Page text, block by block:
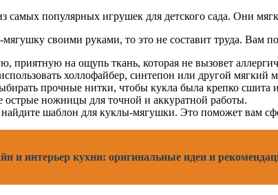
популярных игрушек для детского сада. Они
мягушку своими руками, то это не составит труда. Вам
приятную на ощупь ткань, которая не вызовет
холлофайбер, синтепон или другой мягкий
прочные нитки, чтобы кукла была крепко сшита
острые ножницы для точной и аккуратной работы.
найдите шаблон для куклы-мягушки. Это поможет вам
и интерьер кухни: оригинальные идеи и